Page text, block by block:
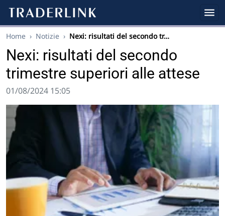
Home › Notizie › Nexi: risultati del secondo tr…
Nexi: risultati del secondo
trimestre superiori alle attese
01/08/2024 15:05